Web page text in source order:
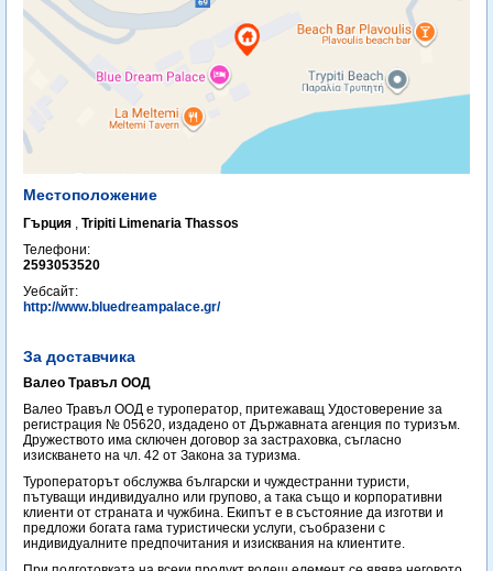
Местоположение
Гърция , Tripiti Limenaria Thassos
Телефони:
2593053520
Уебсайт:
http://www.bluedreampalace.gr/
За доставчика
Валео Травъл ООД
Валео Травъл ООД е туроператор, притежаващ Удостоверение за
регистрация № 05620, издадено от Държавната агенция по туризъм.
Дружеството има сключен договор за застраховка, съгласно
изискването на чл. 42 от Закона за туризма.
Туроператорът обслужва български и чуждестранни туристи,
пътуващи индивидуално или групово, а така също и корпоративни
клиенти от страната и чужбина. Екипът е в състояние да изготви и
предложи богата гама туристически услуги, съобразени с
индивидуалните предпочитания и изисквания на клиентите.